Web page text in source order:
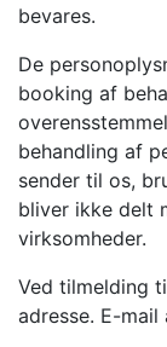
bevares.
De
booking af
behandling af
sender til os,
bliver ikke delt
virksomheder.
Ved tilmelding
adresse. E-